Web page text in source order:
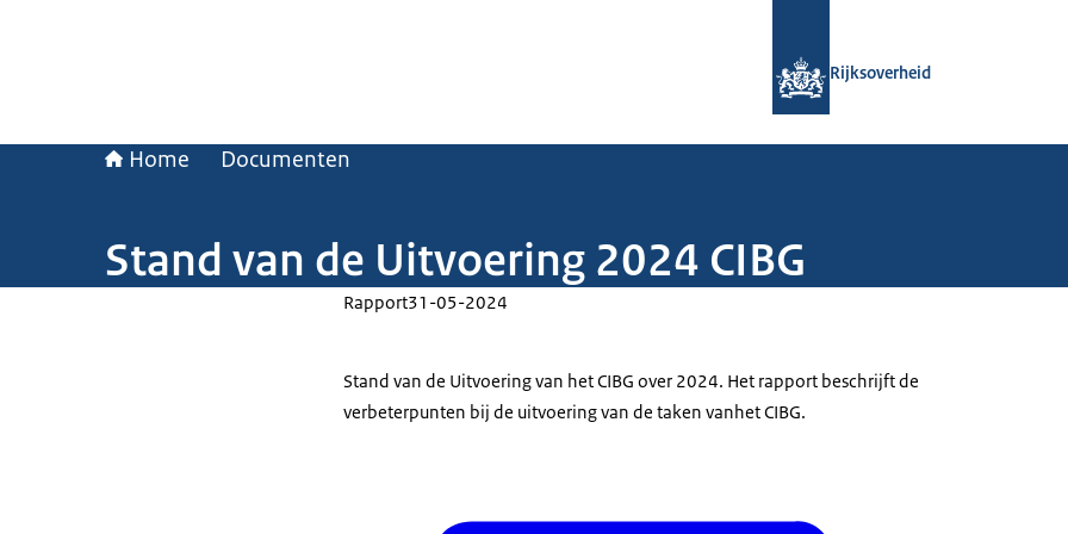
Rijksoverheid
Home Documenten
Stand van de Uitvoering 2024 CIBG
Rapport31-05-2024
Stand van de Uitvoering van het CIBG over 2024. Het rapport beschrijft de
verbeterpunten bij de uitvoering van de taken vanhet CIBG.